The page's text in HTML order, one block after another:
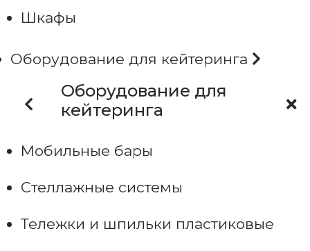
Шкафы
Оборудование для кейтеринга
Оборудование для
кейтеринга
Мобильные бары
Стеллажные системы
Тележки и шпильки пластиковые